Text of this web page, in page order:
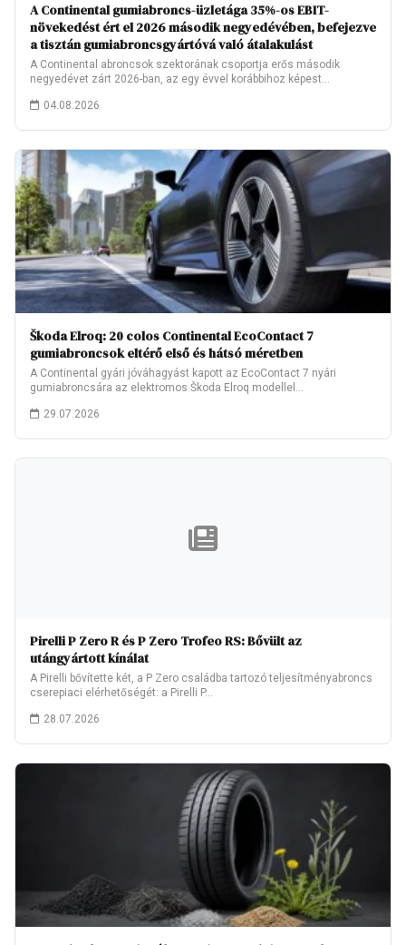
A Continental gumiabroncs-üzletága 35%-os EBIT-
növekedést ért el 2026 második negyedévében, befejezve
a tisztán gumiabroncsgyártóvá való átalakulást
A Continental abroncsok szektorának csoportja erős második
negyedévet zárt 2026-ban, az egy évvel korábbihoz képest…
04.08.2026
Škoda Elroq: 20 colos Continental EcoContact 7
gumiabroncsok eltérő első és hátsó méretben
A Continental gyári jóváhagyást kapott az EcoContact 7 nyári
gumiabroncsára az elektromos Škoda Elroq modellel…
29.07.2026
Pirelli P Zero R és P Zero Trofeo RS: Bővült az
utángyártott kínálat
A Pirelli bővítette két, a P Zero családba tartozó teljesítményabroncs
cserepiaci elérhetőségét: a Pirelli P…
28.07.2026